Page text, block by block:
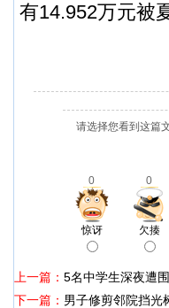
有14.952万元被
请选择您看到这篇
0 0
惊讶 欠揍
上一篇： 5名中学生深夜遭
下一篇： 男子修剪邻院挡光